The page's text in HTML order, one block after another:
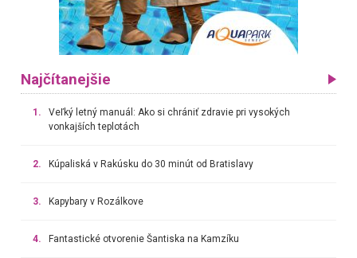
Najčítanejšie
1.
Veľký letný manuál: Ako si chrániť zdravie pri vysokých
vonkajších teplotách
2. Kúpaliská v Rakúsku do 30 minút od Bratislavy
3. Kapybary v Rozálkove
4. Fantastické otvorenie Šantiska na Kamzíku